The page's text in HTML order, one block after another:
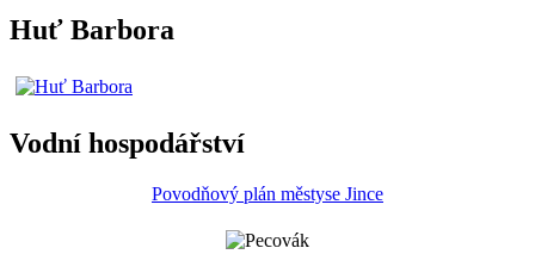
Huť Barbora
Vodní hospodářství
Povodňový plán městyse Jince